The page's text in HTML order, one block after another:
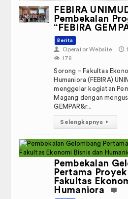
tentang Pelaksanaan
FEBIRA
Pembekalan
“FEBIRA
Berita
👤 Operator Website 🕔
👁️ 178
Sorong – Fakultas
Humaniora (FEBIRA)
menggelar kegiatan
Magang dengan
GEMPAR&r...
Selengkapnya ▸
Pembekalan
Pertama
Fakultas
Humaniora